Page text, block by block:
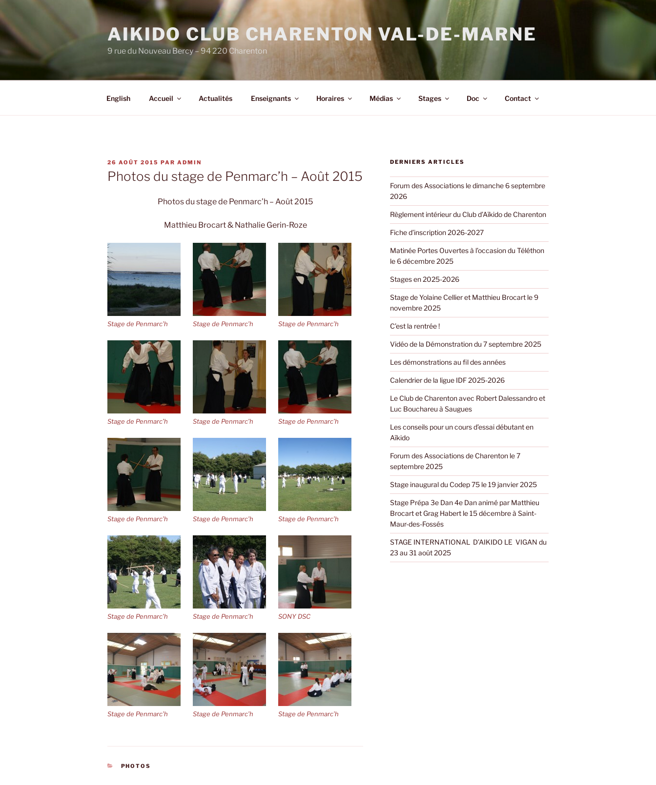
au
contenu
principal
AIKIDO CLUB CHARENTON VAL-DE-MARNE
9 rue du Nouveau Bercy – 94 220 Charenton
English Accueil Actualités Enseignants Horaires Médias Stages Doc Contact
PUBLIÉ
LE
26 AOÛT 2015 PAR ADMIN
Photos du stage de Penmarc’h – Août 2015
Photos du stage de Penmarc’h – Août 2015
Matthieu Brocart & Nathalie Gerin-Roze
Stage de Penmarc’h Stage de Penmarc’h Stage de Penmarc’h
Stage de Penmarc’h Stage de Penmarc’h Stage de Penmarc’h
Stage de Penmarc’h Stage de Penmarc’h Stage de Penmarc’h
Stage de Penmarc’h Stage de Penmarc’h SONY DSC
Stage de Penmarc’h Stage de Penmarc’h Stage de Penmarc’h
CATÉGORIES
PHOTOS
DERNIERS ARTICLES
Forum des Associations le dimanche 6 septembre
2026
Règlement intérieur du Club d’Aïkido de Charenton
Fiche d’inscription 2026-2027
Matinée Portes Ouvertes à l’occasion du Téléthon
le 6 décembre 2025
Stages en 2025-2026
Stage de Yolaine Cellier et Matthieu Brocart le 9
novembre 2025
C’est la rentrée !
Vidéo de la Démonstration du 7 septembre 2025
Les démonstrations au fil des années
Calendrier de la ligue IDF 2025-2026
Le Club de Charenton avec Robert Dalessandro et
Luc Bouchareu à Saugues
Les conseils pour un cours d’essai débutant en
Aïkido
Forum des Associations de Charenton le 7
septembre 2025
Stage inaugural du Codep 75 le 19 janvier 2025
Stage Prépa 3e Dan 4e Dan animé par Matthieu
Brocart et Grag Habert le 15 décembre à Saint-
Maur-des-Fossés
STAGE INTERNATIONAL D’AIKIDO LE VIGAN du
23 au 31 août 2025